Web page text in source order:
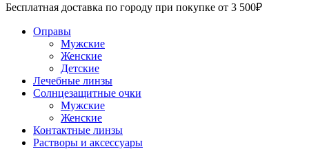
Бесплатная доставка по городу при покупке от 3 500₽
Оправы
Мужские
Женские
Детские
Лечебные линзы
Солнцезащитные очки
Мужские
Женские
Контактные линзы
Растворы и аксессуары